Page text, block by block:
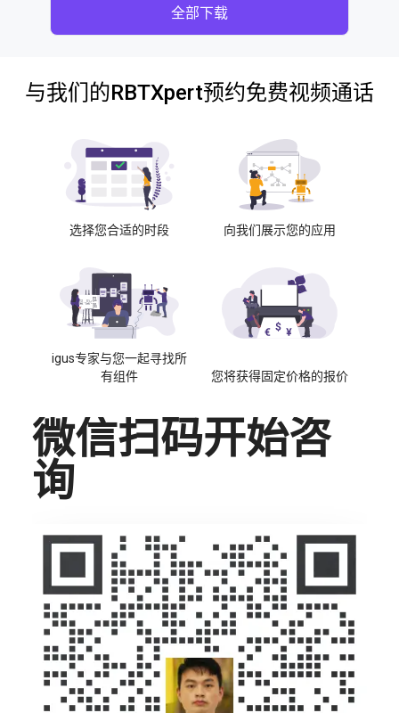
全部下载
与我们的RBTXpert预约免费视频通话
选择您合适的时段 向我们展示您的应用
igus专家与您一起寻找所
有组件
您将获得固定价格的报价
微信扫码开始咨
询